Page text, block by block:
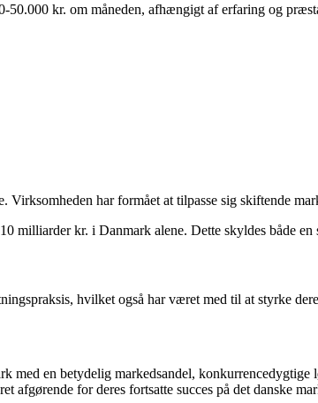
kr. om måneden, afhængigt af erfaring og
har formået at tilpasse sig skiftende
milliarder kr. i Danmark alene. Dette skyldes både
hvilket også har været med til at styrke
med en betydelig markedsandel,
for deres fortsatte succes på det danske